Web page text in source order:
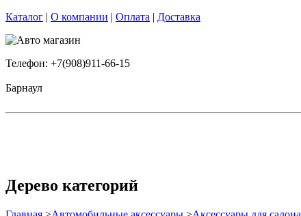
Каталог | О компании | Оплата | Доставка
Телефон: +7(908)911-66-15
Барнаул
Дерево категорий